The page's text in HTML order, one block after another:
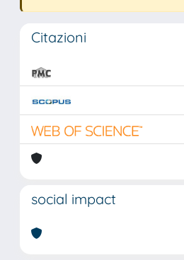
Citazioni
social impact